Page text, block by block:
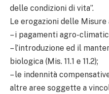
delle condizioni di vita”.
Le erogazioni delle
– i pagamenti agro-
– l’introduzione ed il
biologica (Mis. 11.1 e 11.2);
– le indennità
altre aree soggette a